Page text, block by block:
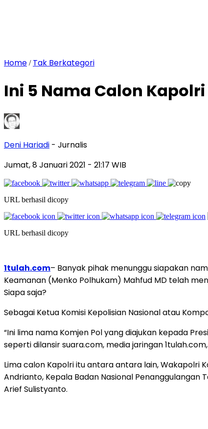
Home / Tak Berkategori
Ini 5 Nama Calon
Deni Hariadi - Jurnalis
Jumat, 8 Januari 2021 - 21:17 WIB
URL berhasil dicopy
URL berhasil dicopy
1tulah.com– Banyak pihak menunggu siapakan
Keamanan (Menko Polhukam) Mahfud MD telah
Siapa saja?
Sebagai Ketua Komisi Kepolisian Nasional atau
“Ini lima nama Komjen Pol yang diajukan kepada
seperti dilansir suara.com, media jaringan
Lima calon Kapolri itu antara antara lain, Wakapolri
Andrianto, Kepala Badan Nasional Penanggulangan
Arief Sulistyanto.